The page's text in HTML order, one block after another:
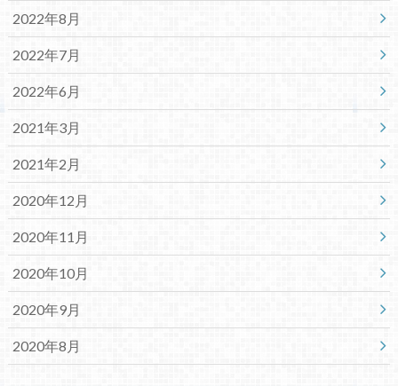
2022年8月
2022年7月
2022年6月
2021年3月
2021年2月
2020年12月
2020年11月
2020年10月
2020年9月
2020年8月